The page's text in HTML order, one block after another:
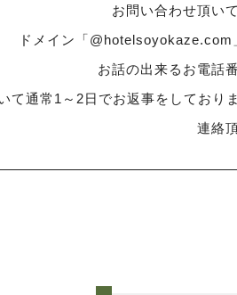
お問い合わせ頂い
ドメイン「
お話の出来るお電話
て通常1～2日でお返事をしてお
連絡